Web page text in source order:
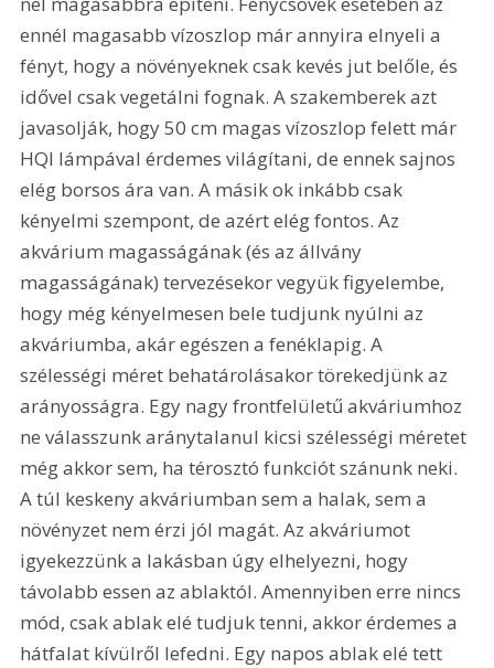
ennél magasabb vízoszlop már annyira elnyeli a
fényt, hogy a növényeknek csak kevés jut belőle, és
idővel csak vegetálni fognak. A szakemberek azt
javasolják, hogy 50 cm magas vízoszlop felett már
HQI lámpával érdemes világítani, de ennek sajnos
elég borsos ára van. A másik ok inkább csak
kényelmi szempont, de azért elég fontos. Az
akvárium magasságának (és az állvány
magasságának) tervezésekor vegyük figyelembe,
hogy még kényelmesen bele tudjunk nyúlni az
akváriumba, akár egészen a fenéklapig. A
szélességi méret behatárolásakor törekedjünk az
arányosságra. Egy nagy frontfelületű akváriumhoz
ne válasszunk aránytalanul kicsi szélességi méretet
még akkor sem, ha térosztó funkciót szánunk neki.
A túl keskeny akváriumban sem a halak, sem a
növényzet nem érzi jól magát. Az akváriumot
igyekezzünk a lakásban úgy elhelyezni, hogy
távolabb essen az ablaktól. Amennyiben erre nincs
mód, csak ablak elé tudjuk tenni, akkor érdemes a
hátfalat kívülről lefedni. Egy napos ablak elé tett